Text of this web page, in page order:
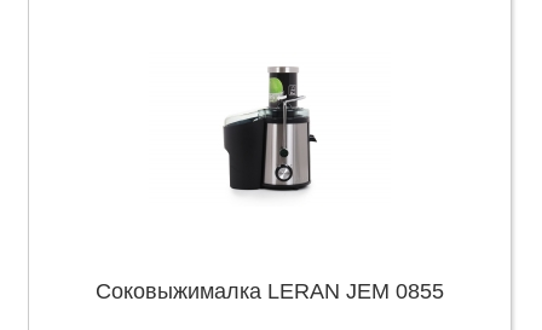
Соковыжималка LERAN JEM 0855